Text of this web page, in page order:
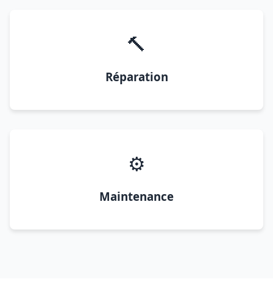
🔨
Réparation
⚙️
Maintenance